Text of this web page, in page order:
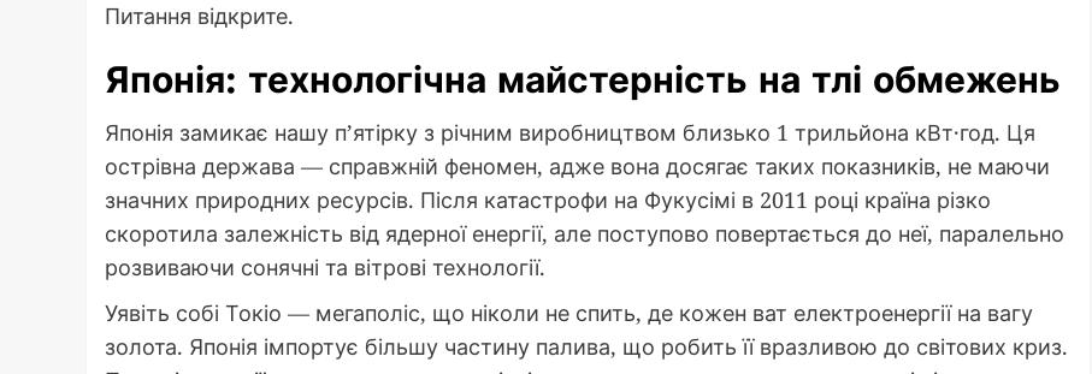
Питання відкрите.
Японія: технологічна майстерність на тлі обмежень
Японія замикає нашу п’ятірку з річним виробництвом близько 1 трильйона кВт·год. Ця
острівна держава — справжній феномен, адже вона досягає таких показників, не маючи
значних природних ресурсів. Після катастрофи на Фукусімі в 2011 році країна різко
скоротила залежність від ядерної енергії, але поступово повертається до неї, паралельно
розвиваючи сонячні та вітрові технології.
Уявіть собі Токіо — мегаполіс, що ніколи не спить, де кожен ват електроенергії на вагу
золота. Японія імпортує більшу частину палива, що робить її вразливою до світових криз.